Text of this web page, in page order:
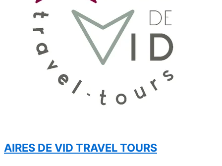
AIRES DE VID TRAVEL TOURS